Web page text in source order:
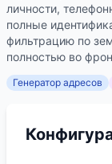
личности,
полные
фильтрацию по
полностью во
Генератор адресов